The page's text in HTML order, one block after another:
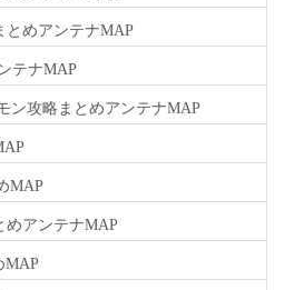
めアンテナMAP
テナMAP
ン攻略まとめアンテナMAP
MAP
アンテナMAP
MAP